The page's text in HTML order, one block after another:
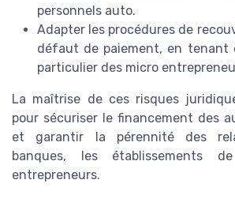
personnels auto.
Adapter les procédures de
défaut de paiement, en tenant
particulier des micro
La maîtrise de ces risques
pour sécuriser le financement des
et garantir la pérennité des
banques, les établissements
entrepreneurs.